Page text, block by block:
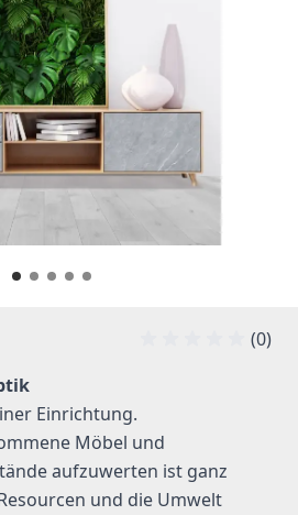
(0)
Einrichtung.
Möbel und
aufzuwerten ist ganz
und die Umwelt